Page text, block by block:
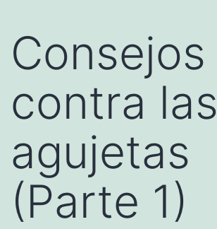
Consejos
contra las
agujetas
(Parte 1)